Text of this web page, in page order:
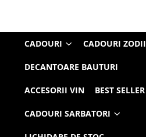
CADOURI CADOURI ZODII
DECANTOARE BAUTURI
ACCESORII VIN BEST SELLER
CADOURI SARBATORI